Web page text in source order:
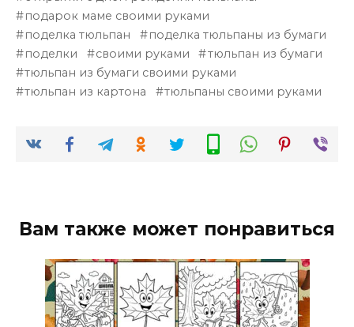
подарок маме своими руками
поделка тюльпан
поделка тюльпаны из бумаги
поделки
своими руками
тюльпан из бумаги
тюльпан из бумаги своими руками
тюльпан из картона
тюльпаны своими руками
Вам также может понравиться